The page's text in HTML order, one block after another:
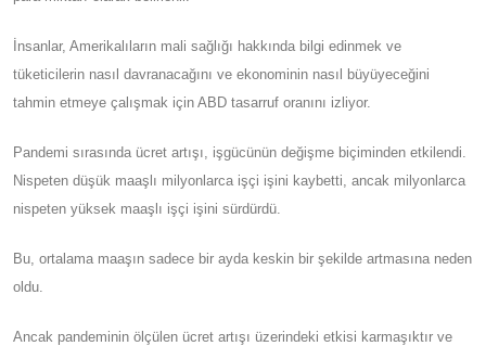
İnsanlar, Amerikalıların mali sağlığı hakkında bilgi edinmek ve
tüketicilerin nasıl davranacağını ve ekonominin nasıl büyüyeceğini
tahmin etmeye çalışmak için ABD tasarruf oranını izliyor.
Pandemi sırasında ücret artışı, işgücünün değişme biçiminden etkilendi.
Nispeten düşük maaşlı milyonlarca işçi işini kaybetti, ancak milyonlarca
nispeten yüksek maaşlı işçi işini sürdürdü.
Bu, ortalama maaşın sadece bir ayda keskin bir şekilde artmasına neden
oldu.
Ancak pandeminin ölçülen ücret artışı üzerindeki etkisi karmaşıktır ve